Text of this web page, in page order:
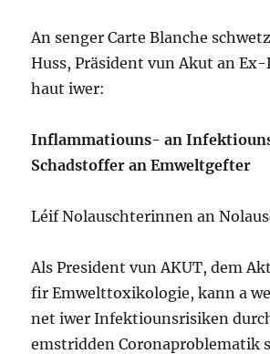
An senger Carte Blanche
Huss, Präsident vun Akut an
haut iwer:
Inflammatiouns- an
Schadstoffer an Emweltgefter
Léif Nolauschterinnen an
Als President vun AKUT, dem
fir Emwelttoxikologie, kann a
net iwer Infektiounsrisiken
emstridden Coronaproblematik